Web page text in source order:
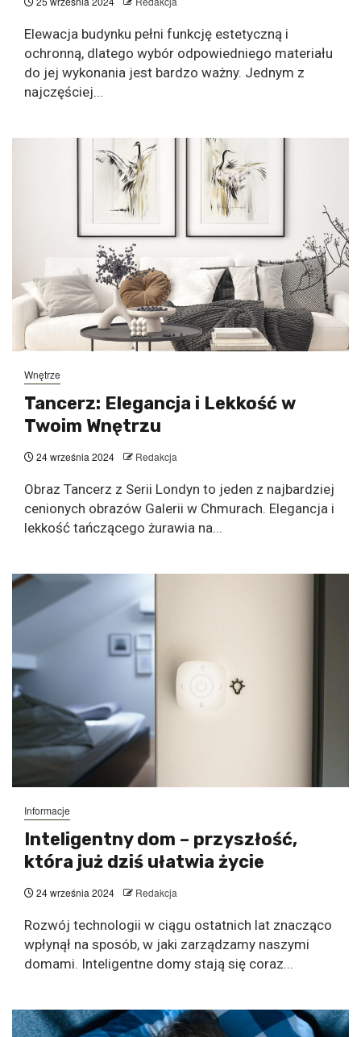
Elewacja budynku pełni funkcję estetyczną i
ochronną, dlatego wybór odpowiedniego materiału
do jej wykonania jest bardzo ważny. Jednym z
najczęściej...
Wnętrze
Tancerz: Elegancja i Lekkość w
Twoim Wnętrzu
24 września 2024 Redakcja
Obraz Tancerz z Serii Londyn to jeden z najbardziej
cenionych obrazów Galerii w Chmurach. Elegancja i
lekkość tańczącego żurawia na...
Informacje
Inteligentny dom – przyszłość,
która już dziś ułatwia życie
24 września 2024 Redakcja
Rozwój technologii w ciągu ostatnich lat znacząco
wpłynął na sposób, w jaki zarządzamy naszymi
domami. Inteligentne domy stają się coraz...